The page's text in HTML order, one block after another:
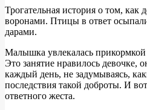
Трогательная история о том, как
воронами. Птицы в ответ
дарами.
Малышка увлекалась
Это занятие нравилось девочке,
каждый день, не задумываясь,
последствия такой доброты. И
ответного жеста.